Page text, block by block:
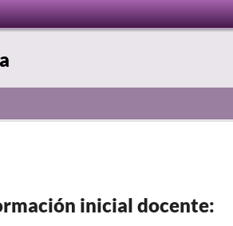
inicial docente: